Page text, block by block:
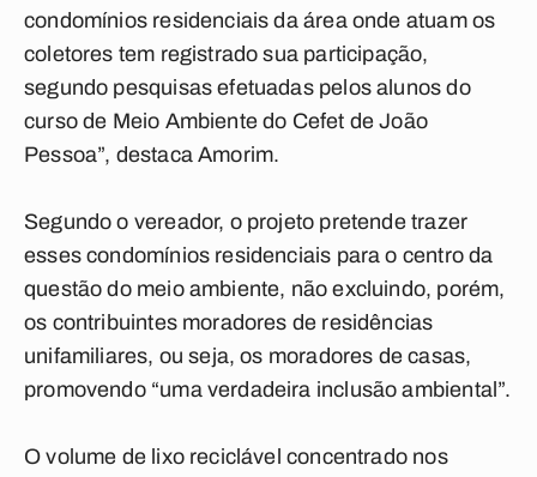
condomínios residenciais da área onde atuam os
coletores tem registrado sua participação,
segundo pesquisas efetuadas pelos alunos do
curso de Meio Ambiente do Cefet de João
Pessoa”, destaca Amorim.
Segundo o vereador, o projeto pretende trazer
esses condomínios residenciais para o centro da
questão do meio ambiente, não excluindo, porém,
os contribuintes moradores de residências
unifamiliares, ou seja, os moradores de casas,
promovendo “uma verdadeira inclusão ambiental”.
O volume de lixo reciclável concentrado nos